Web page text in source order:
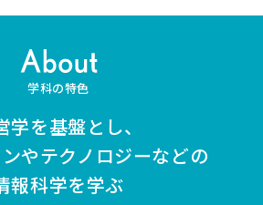
学科の特色
学を基盤とし、
やテクノロジーなどの
報科学を学ぶ